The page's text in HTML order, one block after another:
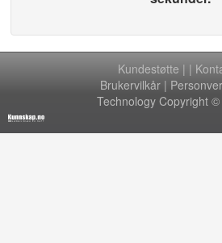
Kundestøtte | |
Brukervilkår |
Technology Copyright